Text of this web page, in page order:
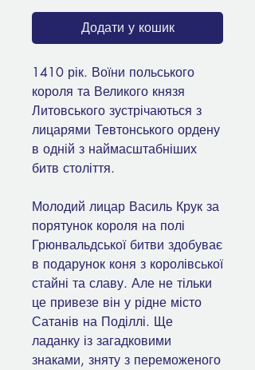
Додати у кошик
1410 рік. Воїни польського
короля та Великого князя
Литовського зустрічаються з
лицарями Тевтонського ордену
в одній з наймасштабніших
битв століття.
Молодий лицар Василь Крук за
порятунок короля на полі
Грюнвальдської битви здобуває
в подарунок коня з королівської
стайні та славу. Але не тільки
це привезе він у рідне місто
Сатанів на Поділлі. Ще
ладанку із загадковими
знаками, зняту з переможеного